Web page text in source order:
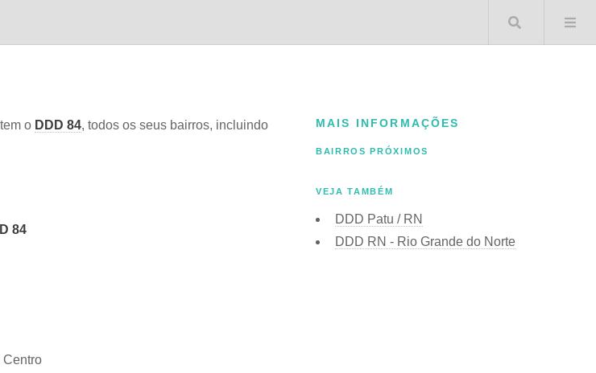
Buscar
o DDD 84, todos os seus bairros, incluindo
84
Centro
MAIS INFORMAÇÕES
BAIRROS PRÓXIMOS
VEJA TAMBÉM
DDD Patu / RN
DDD RN - Rio Grande do Norte